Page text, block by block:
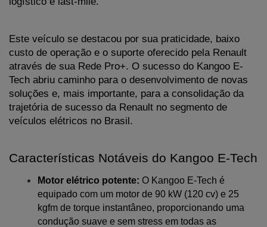
Este veículo se destacou por sua praticidade, baixo
custo de operação e o suporte oferecido pela Renault
através de sua Rede Pro+. O sucesso do Kangoo E-
Tech abriu caminho para o desenvolvimento de novas
soluções e, mais importante, para a consolidação da
trajetória de sucesso da Renault no segmento de
veículos elétricos no Brasil.
Características Notáveis do Kangoo E-Tech
Motor elétrico potente: O Kangoo E-Tech é
equipado com um motor de 90 kW (120 cv) e 25
kgfm de torque instantâneo, proporcionando uma
condução suave e sem stress em todas as